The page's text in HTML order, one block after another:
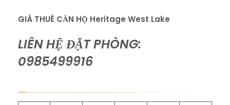
GIÁ THUÊ CĂN HỘ Heritage West Lake
LIÊN HỆ ĐẶT PHÒNG:
0985499916